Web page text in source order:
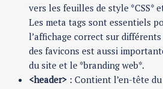
vers les feuilles de style *CSS*
Les meta tags sont essentiels
l’affichage correct sur
des favicons est aussi
du site et le *branding web*.
<header> : Contient l’en-tête